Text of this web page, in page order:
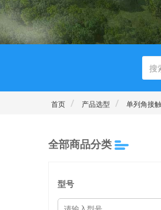
首页 产品选型 单列角接
全部商品分类
型号